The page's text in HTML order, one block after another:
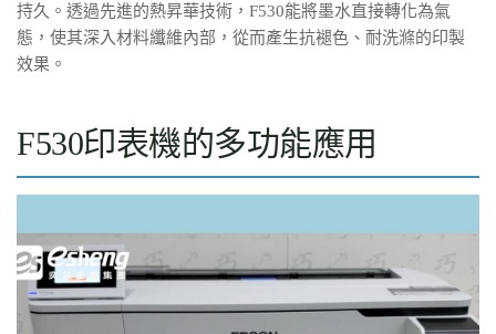
持久。透過先進的熱昇華技術，F530能將墨水直接轉化為氣
態，使其深入材料纖維內部，從而產生抗褪色、耐洗滌的印製
效果。
F530印表機的多功能應用